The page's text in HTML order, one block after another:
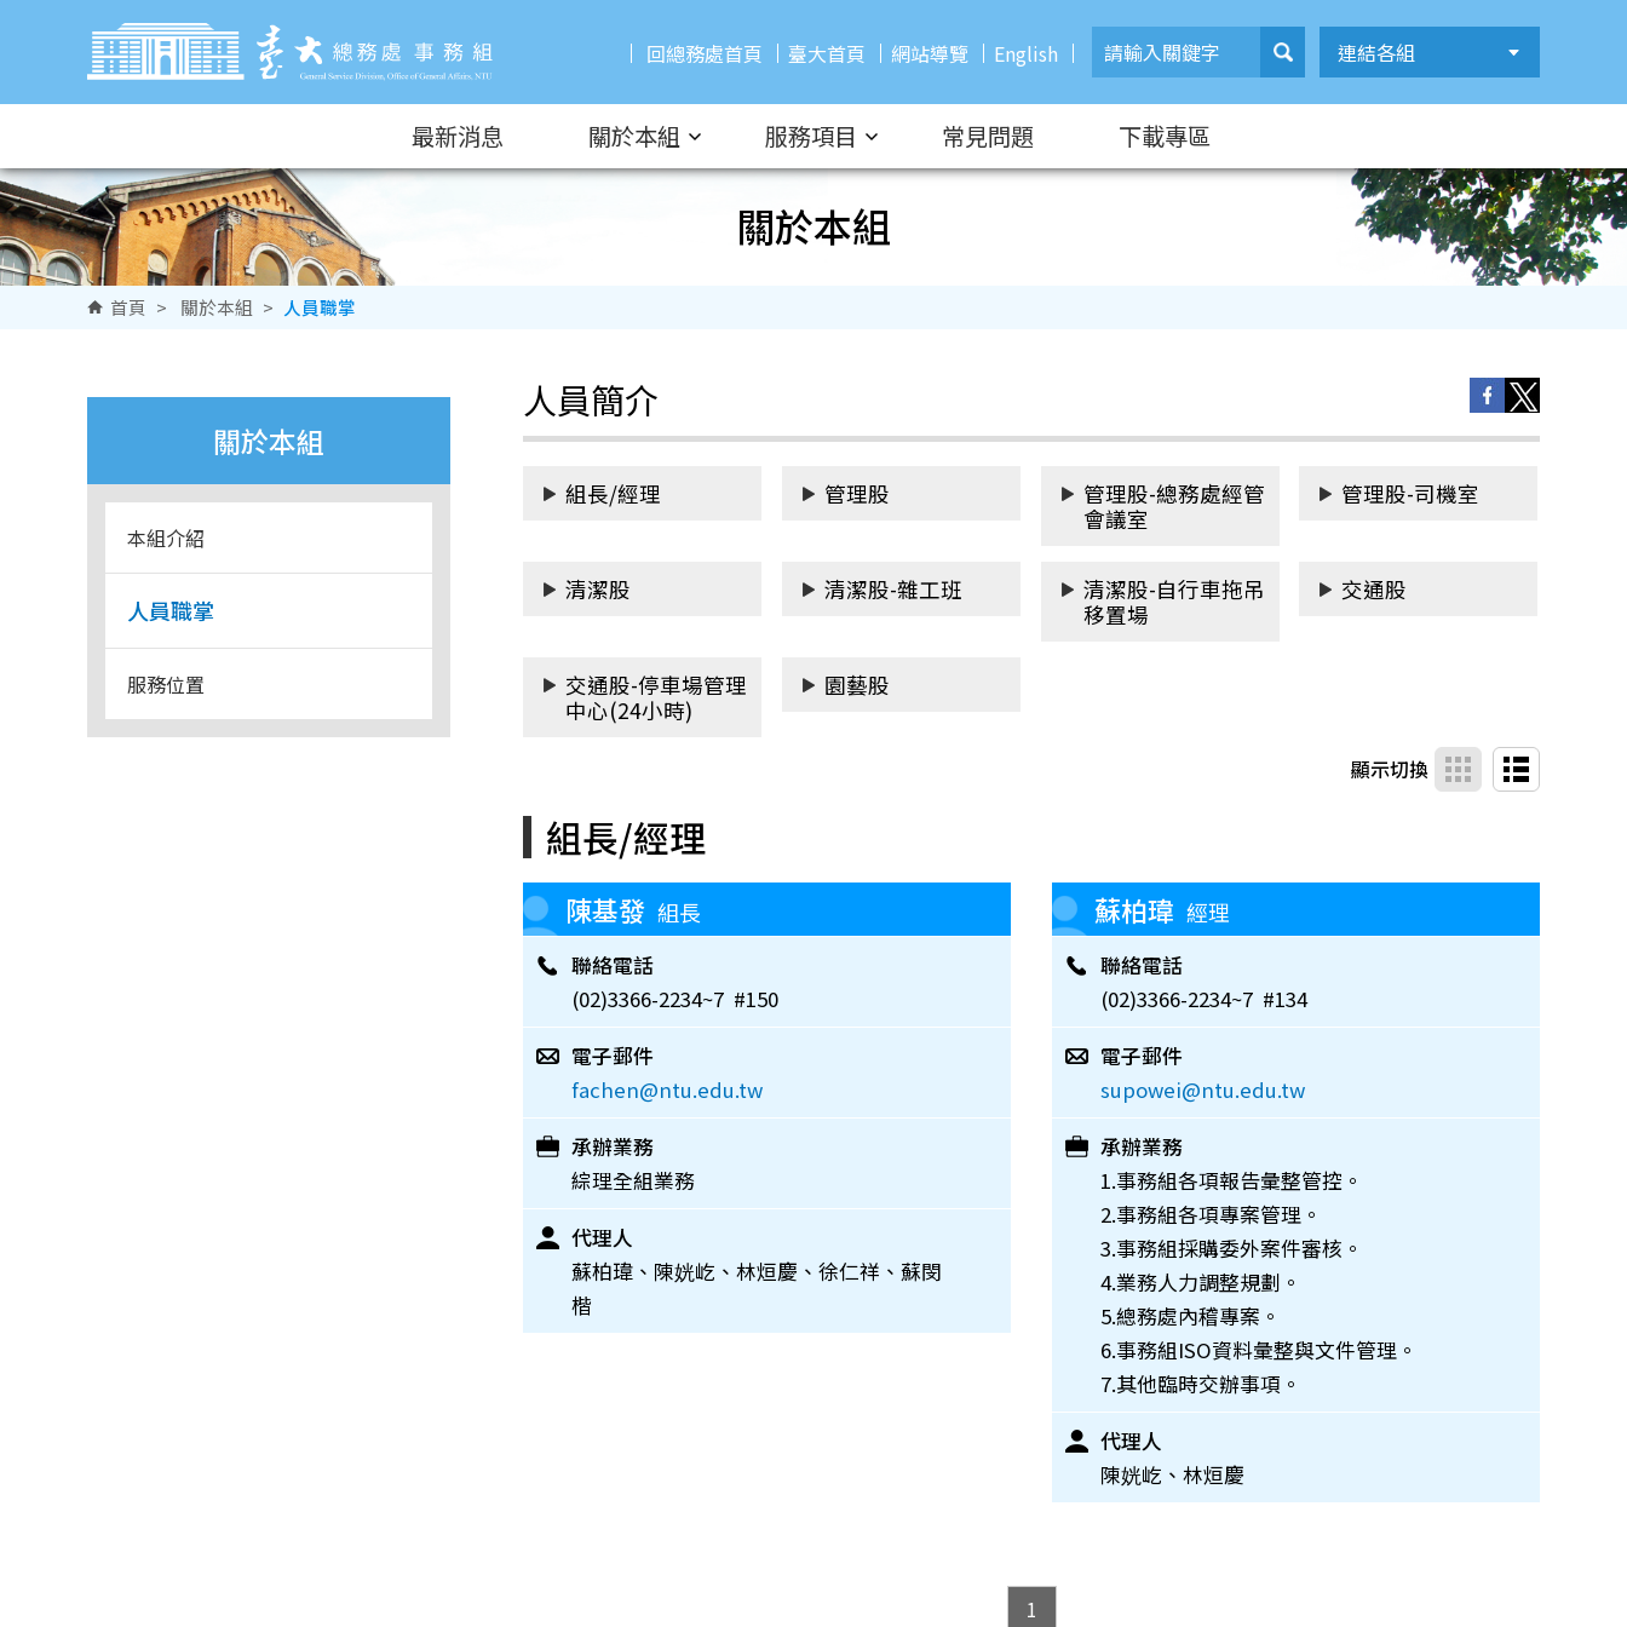
跳到主要內容區塊
回總務處首頁
臺大首頁 網站導覽 English 連結各組
最新消息 關於本組 服務項目 常見問題 下載專區
關於本組
首頁 > 關於本組 > 人員職掌
關於本組
本組介紹
人員職掌
服務位置
人員簡介
組長/經理 管理股
管理股-總務處經管
會議室
管理股-司機室
清潔股 清潔股-雜工班
清潔股-自行車拖吊
移置場
交通股
交通股-停車場管理
中心(24小時)
園藝股
顯示切換
組長/經理
陳基發 組長
聯絡電話
(02)3366-2234~7 #150
電子郵件
fachen@ntu.edu.tw
承辦業務
綜理全組業務
代理人
蘇柏瑋、陳姯屹、林烜慶、徐仁祥、蘇閔
楷
蘇柏瑋 經理
聯絡電話
(02)3366-2234~7 #134
電子郵件
supowei@ntu.edu.tw
承辦業務
1.事務組各項報告彙整管控。
2.事務組各項專案管理。
3.事務組採購委外案件審核。
4.業務人力調整規劃。
5.總務處內稽專案。
6.事務組ISO資料彙整與文件管理。
7.其他臨時交辦事項。
代理人
陳姯屹、林烜慶
1